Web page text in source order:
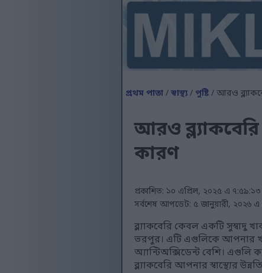
প্রথম পাতা / স্বাস্থ্য / পুষ্টি / আরও
আরও
কারণ
প্রকাশিত: ১০ এপ্রিল, ২০২৫ এ
সর্বশেষ আপডেট: ৫ জানুয়ারী, ২০২৬
ব্ল্যাকবেরি কেবল একটি সুস্বাদু
ভরপুর। এটি এগুলিকে আপনার
অ্যান্টিঅক্সিডেন্ট বেশি।
ব্ল্যাকবেরি আপনার স্বাস্থ্যের